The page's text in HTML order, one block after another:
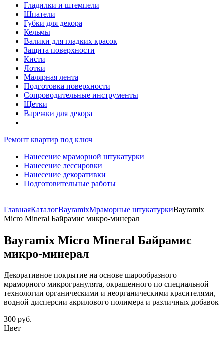
Гладилки и штемпели
Шпатели
Губки для декора
Кельмы
Валики для гладких красок
Защита поверхности
Кисти
Лотки
Малярная лента
Подготовка поверхности
Сопроводительные инструменты
Щетки
Варежки для декора
Ремонт квартир под ключ
Нанесение мраморной штукатурки
Нанесение лессировки
Нанесение декоративки
Подготовительные работы
ГлавнаяКаталогBayramixМраморные штукатуркиBayramix
Micro Mineral Байрамис микро-минерал
Bayramix Micro Mineral Байрамис
микро-минерал
Декоративное покрытие на основе шарообразного
мраморного микрогранулята, окрашенного по специальной
технологии органическими и неорганическими красителями,
водной дисперсии акрилового полимера и различных добавок
300 руб.
Цвет